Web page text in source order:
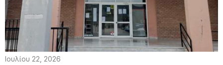
Ιουλίου 22, 2026